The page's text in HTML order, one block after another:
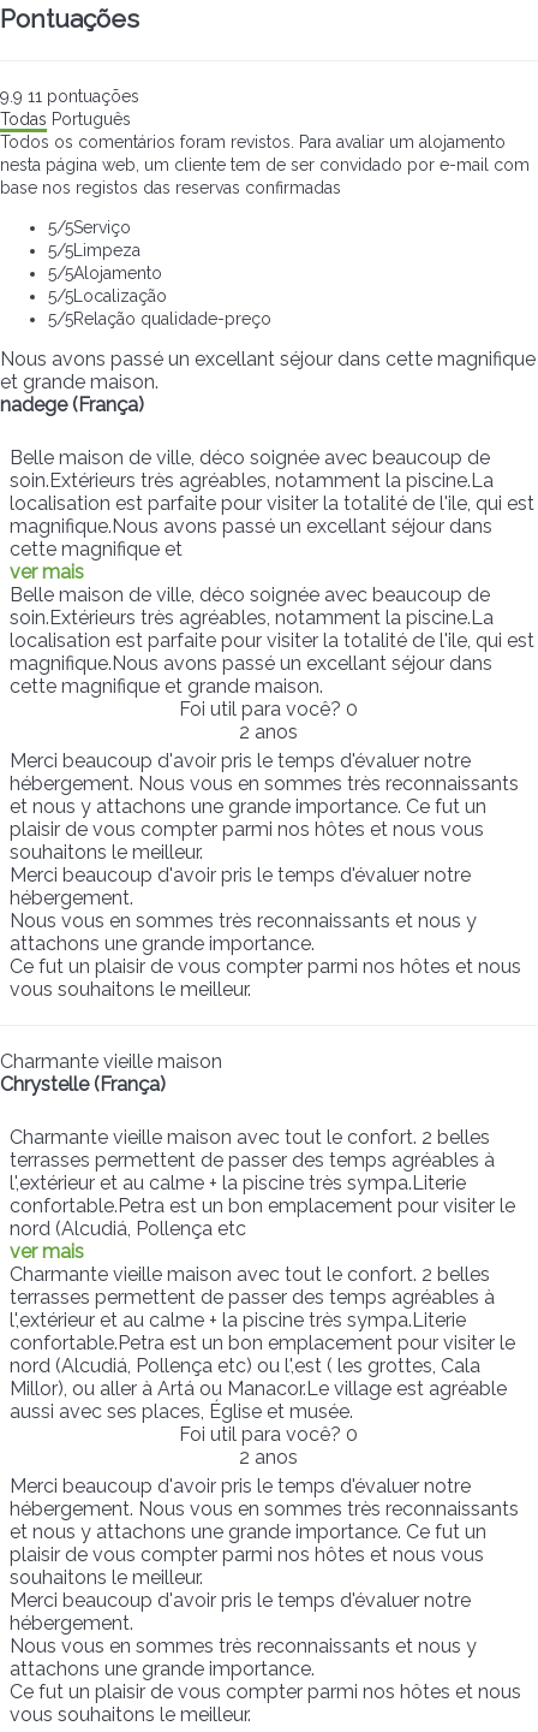
Pontuações
9.9 11 pontuações
Todas Português
Todos os comentários foram revistos. Para avaliar um alojamento
nesta página web, um cliente tem de ser convidado por e-mail com
base nos registos das reservas confirmadas
5/5Serviço
5/5 Limpeza
5/5Alojamento
5/5 Localização
5/5Relação qualidade-preço
Nous avons passé un excellant séjour dans cette magnifique
et grande maison.
nadege (França)
Belle maison de ville, déco soignée avec beaucoup de
soin.Extérieurs très agréables, notamment la piscine.La
localisation est parfaite pour visiter la totalité de l'ile, qui est
magnifique.Nous avons passé un excellant séjour dans
cette magnifique et
ver mais
Belle maison de ville, déco soignée avec beaucoup de
soin.Extérieurs très agréables, notamment la piscine.La
localisation est parfaite pour visiter la totalité de l'ile, qui est
magnifique.Nous avons passé un excellant séjour dans
cette magnifique et grande maison.
Foi util para você? 0
2 anos
Merci beaucoup d'avoir pris le temps d'évaluer notre
hébergement. Nous vous en sommes très reconnaissants
et nous y attachons une grande importance. Ce fut un
plaisir de vous compter parmi nos hôtes et nous vous
souhaitons le meilleur.
Merci beaucoup d'avoir pris le temps d'évaluer notre
hébergement.
Nous vous en sommes très reconnaissants et nous y
attachons une grande importance.
Ce fut un plaisir de vous compter parmi nos hôtes et nous
vous souhaitons le meilleur.
Charmante vieille maison
Chrystelle (França)
Charmante vieille maison avec tout le confort. 2 belles
terrasses permettent de passer des temps agréables à
l',extérieur et au calme + la piscine très sympa.Literie
confortable.Petra est un bon emplacement pour visiter le
nord (Alcudiá, Pollença etc
ver mais
Charmante vieille maison avec tout le confort. 2 belles
terrasses permettent de passer des temps agréables à
l',extérieur et au calme + la piscine très sympa.Literie
confortable.Petra est un bon emplacement pour visiter le
nord (Alcudiá, Pollença etc) ou l',est ( les grottes, Cala
Millor), ou aller à Artá ou Manacor.Le village est agréable
aussi avec ses places, Église et musée.
Foi util para você? 0
2 anos
Merci beaucoup d'avoir pris le temps d'évaluer notre
hébergement. Nous vous en sommes très reconnaissants
et nous y attachons une grande importance. Ce fut un
plaisir de vous compter parmi nos hôtes et nous vous
souhaitons le meilleur.
Merci beaucoup d'avoir pris le temps d'évaluer notre
hébergement.
Nous vous en sommes très reconnaissants et nous y
attachons une grande importance.
Ce fut un plaisir de vous compter parmi nos hôtes et nous
vous souhaitons le meilleur.